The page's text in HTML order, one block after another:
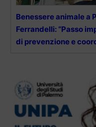
Benessere animale a
Ferrandelli: “Passo
di prevenzione e